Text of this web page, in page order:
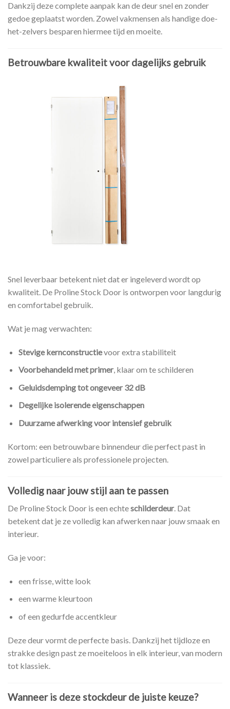
Dankzij deze complete aanpak kan de deur snel en zonder
gedoe geplaatst worden. Zowel vakmensen als handige doe-
het-zelvers besparen hiermee tijd en moeite.
Betrouwbare kwaliteit voor dagelijks gebruik
Snel leverbaar betekent niet dat er ingeleverd wordt op
kwaliteit. De Proline Stock Door is ontworpen voor langdurig
en comfortabel gebruik.
Wat je mag verwachten:
Stevige kernconstructievoor extra stabiliteit
Voorbehandeld met primer, klaar om te schilderen
Geluidsdemping tot ongeveer 32 dB
Degelijke isolerende eigenschappen
Duurzame afwerking voor intensief gebruik
Kortom: een betrouwbare binnendeur die perfect past in
zowel particuliere als professionele projecten.
Volledig naar jouw stijl aan te passen
De Proline Stock Door is een echteschilderdeur. Dat
betekent dat je ze volledig kan afwerken naar jouw smaak en
interieur.
Ga je voor:
een frisse, witte look
een warme kleurtoon
of een gedurfde accentkleur
Deze deur vormt de perfecte basis. Dankzij het tijdloze en
strakke design past ze moeiteloos in elk interieur, van modern
tot klassiek.
Wanneer is deze stockdeur de juiste keuze?